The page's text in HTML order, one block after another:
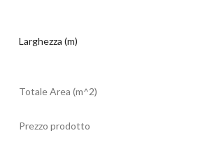
Larghezza (m)
Totale Area (m^2)
Prezzo prodotto